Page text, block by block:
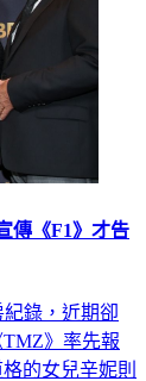
《F1》才告
錄，近期卻
》率先報